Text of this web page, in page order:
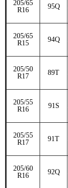
205/65
R16
95Q
205/65
R15
94Q
205/50
R17
89T
205/55
R16
91S
205/55
R17
91T
205/60
R16
92Q